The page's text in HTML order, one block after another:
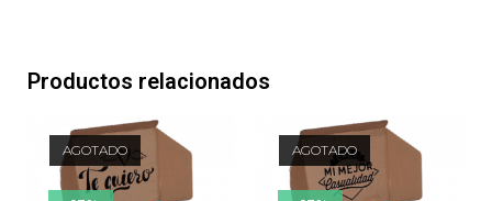
Productos relacionados
AGOTADO AGOTADO